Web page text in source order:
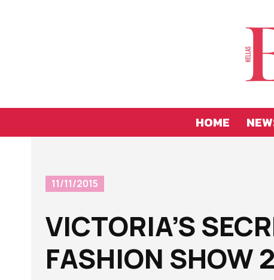
HOME
11/11/2015
VICTORIA’S
FASHION SHOW